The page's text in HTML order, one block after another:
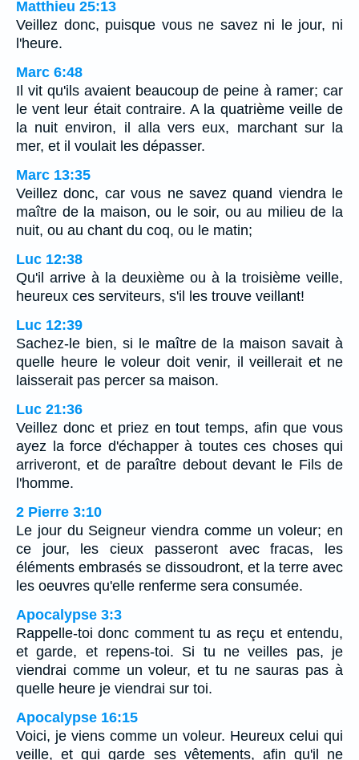
Matthieu 25:13
Veillez donc, puisque vous ne savez ni le jour, ni
l'heure.
Marc 6:48
Il vit qu'ils avaient beaucoup de peine à ramer; car
le vent leur était contraire. A la quatrième veille de
la nuit environ, il alla vers eux, marchant sur la
mer, et il voulait les dépasser.
Marc 13:35
Veillez donc, car vous ne savez quand viendra le
maître de la maison, ou le soir, ou au milieu de la
nuit, ou au chant du coq, ou le matin;
Luc 12:38
Qu'il arrive à la deuxième ou à la troisième veille,
heureux ces serviteurs, s'il les trouve veillant!
Luc 12:39
Sachez-le bien, si le maître de la maison savait à
quelle heure le voleur doit venir, il veillerait et ne
laisserait pas percer sa maison.
Luc 21:36
Veillez donc et priez en tout temps, afin que vous
ayez la force d'échapper à toutes ces choses qui
arriveront, et de paraître debout devant le Fils de
l'homme.
2 Pierre 3:10
Le jour du Seigneur viendra comme un voleur; en
ce jour, les cieux passeront avec fracas, les
éléments embrasés se dissoudront, et la terre avec
les oeuvres qu'elle renferme sera consumée.
Apocalypse 3:3
Rappelle-toi donc comment tu as reçu et entendu,
et garde, et repens-toi. Si tu ne veilles pas, je
viendrai comme un voleur, et tu ne sauras pas à
quelle heure je viendrai sur toi.
Apocalypse 16:15
Voici, je viens comme un voleur. Heureux celui qui
veille, et qui garde ses vêtements, afin qu'il ne